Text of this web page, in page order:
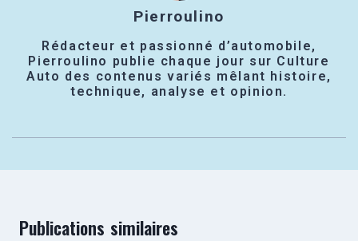
Pierroulino
Rédacteur et passionné d’automobile,
Pierroulino publie chaque jour sur Culture
Auto des contenus variés mêlant histoire,
technique, analyse et opinion.
Publications similaires